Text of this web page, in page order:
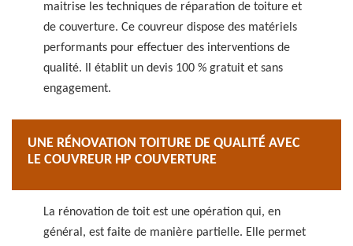
maitrise les techniques de réparation de toiture et
de couverture. Ce couvreur dispose des matériels
performants pour effectuer des interventions de
qualité. Il établit un devis 100 % gratuit et sans
engagement.
UNE RÉNOVATION TOITURE DE QUALITÉ AVEC
LE COUVREUR HP COUVERTURE
La rénovation de toit est une opération qui, en
général, est faite de manière partielle. Elle permet